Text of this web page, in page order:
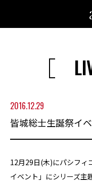
2016.12.29
皆城総士生誕祭イ
12月29日(木)にパシフィ
イベント」にシリーズ主